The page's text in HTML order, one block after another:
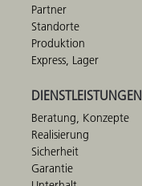
Partner
Standorte
Produktion
Express, Lager
DIENSTLEISTUNGEN
Beratung, Konzepte
Realisierung
Sicherheit
Garantie